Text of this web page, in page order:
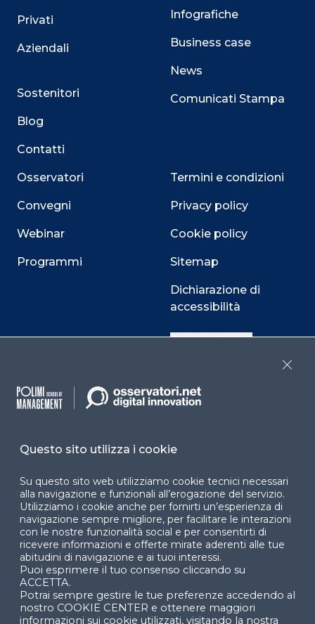
Privati
Aziendali
Sostenitori
Blog
Contatti
Osservatori
Convegni
Webinar
Programmi
Infografiche
Business case
News
Comunicati Stampa
Termini e condizioni
Privacy policy
Cookie policy
Sitemap
Dichiarazione di
accessibilità
Cookie Center
Facebook LinkedIn
© 2024 Copyright © Politecnico di Milano Dipartimento
di Ingegneria Gestionale
Questo sito utilizza i cookie
Su questo sito web utilizziamo cookie tecnici necessari
alla navigazione e funzionali all’erogazione del servizio.
Utilizziamo i cookie anche per fornirti un’esperienza di
navigazione sempre migliore, per facilitare le interazioni
con le nostre funzionalità social e per consentirti di
ricevere informazioni e offerte mirate aderenti alle tue
abitudini di navigazione e ai tuoi interessi.
Puoi esprimere il tuo consenso cliccando su
ACCETTA.
Potrai sempre gestire le tue preferenze accedendo al
nostro COOKIE CENTER e ottenere maggiori
informazioni sui cookie utilizzati, visitando la nostra